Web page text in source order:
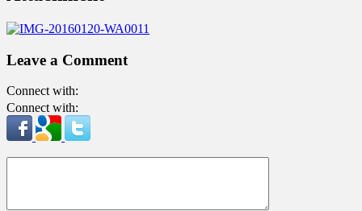
Leave a Comment
Connect with:
Connect with: